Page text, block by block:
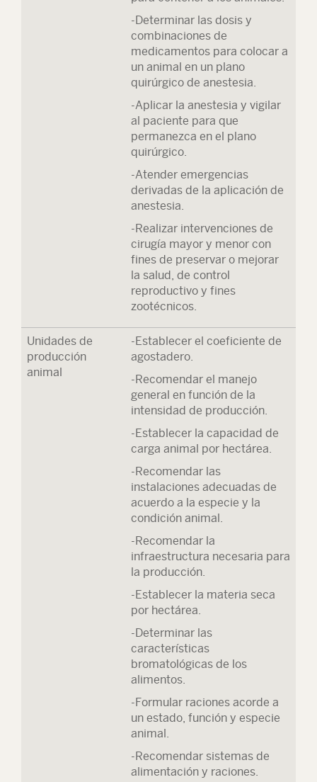
-Determinar las dosis y
combinaciones de
medicamentos para colocar a
un animal en un plano
quirúrgico de anestesia.
-Aplicar la anestesia y vigilar
al paciente para que
permanezca en el plano
quirúrgico.
-Atender emergencias
derivadas de la aplicación de
anestesia.
-Realizar intervenciones de
cirugía mayor y menor con
fines de preservar o mejorar
la salud, de control
reproductivo y fines
zootécnicos.
Unidades de
producción
animal
-Establecer el coeficiente de
agostadero.
-Recomendar el manejo
general en función de la
intensidad de producción.
-Establecer la capacidad de
carga animal por hectárea.
-Recomendar las
instalaciones adecuadas de
acuerdo a la especie y la
condición animal.
-Recomendar la
infraestructura necesaria para
la producción.
-Establecer la materia seca
por hectárea.
-Determinar las
características
bromatológicas de los
alimentos.
-Formular raciones acorde a
un estado, función y especie
animal.
-Recomendar sistemas de
alimentación y raciones.